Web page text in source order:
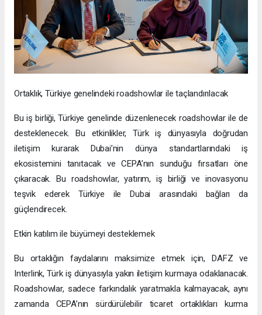
Ortaklık, Türkiye genelindeki roadshowlar ile taçlandırılacak
Bu iş birliği, Türkiye genelinde düzenlenecek roadshowlar ile de
desteklenecek. Bu etkinlikler, Türk iş dünyasıyla doğrudan
iletişim kurarak Dubai’nin dünya standartlarındaki iş
ekosistemini tanıtacak ve CEPA’nın sunduğu fırsatları öne
çıkaracak. Bu roadshowlar, yatırım, iş birliği ve inovasyonu
teşvik ederek Türkiye ile Dubai arasındaki bağları da
güçlendirecek.
Etkin katılım ile büyümeyi desteklemek
Bu ortaklığın faydalarını maksimize etmek için, DAFZ ve
Interlink, Türk iş dünyasıyla yakın iletişim kurmaya odaklanacak.
Roadshowlar, sadece farkındalık yaratmakla kalmayacak, aynı
zamanda CEPA’nın sürdürülebilir ticaret ortaklıkları kurma